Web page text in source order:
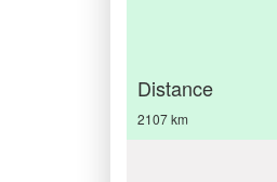
Distance
2107 km